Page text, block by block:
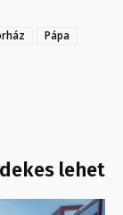
Pápa
lehet